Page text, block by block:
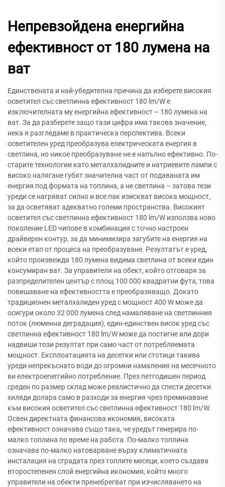
Непревзойдена енергийна
ефективност от 180 лумена на
ват
Единствената и най-убедителна причина да изберете високия
осветител със светлинна ефективност 180 lm/W е
изключителната му енергийна ефективност – 180 лумена на
ват. За да разберете защо тази цифра има такова значение,
нека я разгледаме в практическа перспектива. Всеки
осветителен уред преобразува електрическата енергия в
светлина, но никое преобразуване не е напълно ефективно. По-
старите технологии като металхалидните и натриевите лампи с
високо налягане губят значителна част от подаваната им
енергия под формата на топлина, а не светлина – затова тези
уреди се нагряват силно и все пак изискват висока мощност,
за да осветяват адекватно големи пространства. Високият
осветител със светлинна ефективност 180 lm/W използва ново
поколение LED чипове в комбинация с точно настроен
драйверен контур, за да минимизира загубите на енергия на
всеки етап от процеса на преобразуване. Резултатът е уред,
който произвежда 180 лумена видима светлина от всеки един
консумиран ват. За управителя на обект, който отговаря за
разпределителен център с площ 100 000 квадратни фута, това
повишаване на ефективността е преобразяващо. Докато
традиционен металхалиден уред с мощност 400 W може да
осигури около 32 000 лумена след намаляване на светлинния
поток (люменна деградация), един-единствен висок уред със
светлинна ефективност 180 lm/W може да постигне или дори
надвиши този резултат при само част от потребляемата
мощност. Експлоатацията на десетки или стотици такива
уреди непрекъснато води до огромни намаления на месечното
ви електроenerгийно потребление. През петгодишен период
среден по размер склад може реалистично да спести десетки
хиляди долара само в разходи за енергия чрез преминаване
към високия осветител със светлинна ефективност 180 lm/W.
Освен директната финансова икономия, високата
ефективност означава също така, че уредът генерира по-
малко топлина по време на работа. По-малко топлина
означава по-малко натоварване върху климатичната
инсталация на сградата през топлите месеци, което създава
второстепенен слой енергийна икономия, който много
управители на обекти пренебрегват при изчисляването на